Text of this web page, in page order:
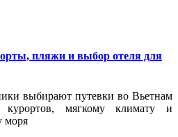
пляжи и выбор отеля для
выбирают путевки во Вьетнам
курортов, мягкому климату и
моря